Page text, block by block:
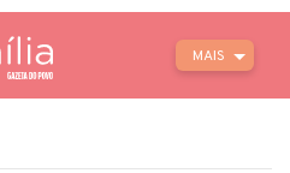
MAIS